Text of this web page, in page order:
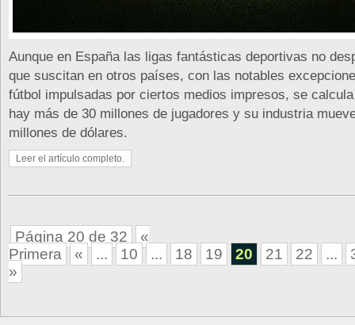
Aunque en España las ligas fantásticas deportivas no
que suscitan en otros países, con las notables
fútbol impulsadas por ciertos medios impresos, se
hay más de 30 millones de jugadores y su industria
millones de dólares.
Leer el artículo completo.
Página 20 de 32
«
Primera
« ... 10 ... 18 19 20 21 22 ...
»